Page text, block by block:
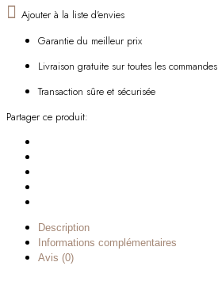
Ajouter à la liste d'envies
Garantie du meilleur prix
Livraison gratuite sur toutes les commandes
Transaction sûre et sécurisée
Partager ce produit:
Description
Informations complémentaires
Avis (0)